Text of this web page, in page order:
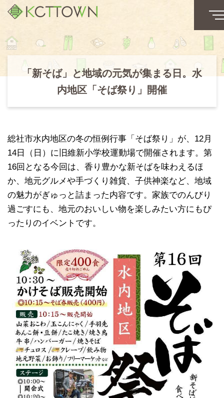
「新そば」と地域の元気が集まる日。水
内地区「そば祭り」開催
総社市水内地区の冬の恒例行事「そば祭り」が、12月
14日（日）に旧維新小学校運動場で開催されます。第
16回となる今回は、香り豊かな新そばを味わえるほ
か、地元グルメや手づくり雑貨、子供神楽など、地域
の魅力がぎゅっと詰まった内容です。家族でのんびり
過ごすにも、地元のおいしい物を楽しみたい方にもぴ
ったりのイベントです。